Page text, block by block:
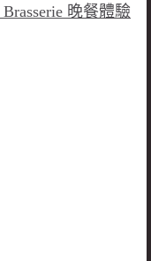
Brasserie 晚餐體驗